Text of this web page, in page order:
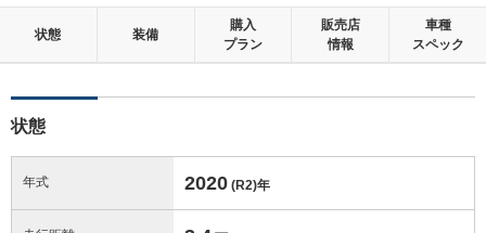
とんどない良好な状態です。
状態 装備
購入
プラン
販売店
情報
車種
スペック
状態
年式 2020 (R2)年